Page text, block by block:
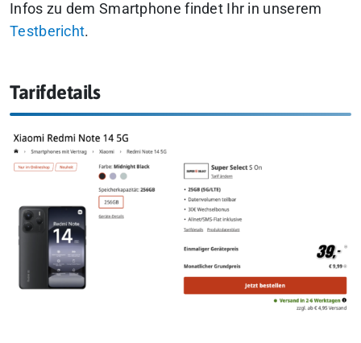
Infos zu dem Smartphone findet Ihr in unserem
Testbericht.
Tarifdetails